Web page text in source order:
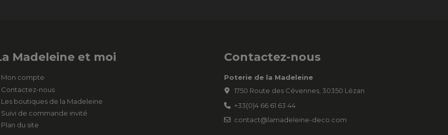
Madeleine et moi
Mon compte
Contactez-nous
Les boutiques de la Madeleine
Suivi de commande invité
Plan du site
Contactez-nous
Poterie de la Madeleine
1750 Route des Cévennes, 30350 Lézan
+33(0)4 66 61 63 44
contact@lamadeleine-deco.com